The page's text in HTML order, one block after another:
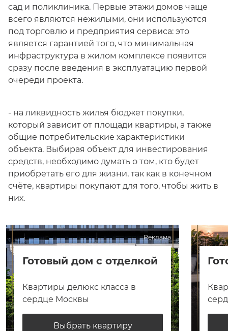
сад и поликлиника. Первые этажи домов чаще
всего являются нежилыми, они используются
под торговлю и предприятия сервиса: это
является гарантией того, что минимальная
инфраструктура в жилом комплексе появится
сразу после введения в эксплуатацию первой
очереди проекта.
- на ликвидность жилья бюджет покупки,
который зависит от площади квартиры, а также
общие потребительские характеристики
объекта. Выбирая объект для инвестирования
средств, необходимо думать о том, кто будет
приобретать его для жизни, так как в конечном
счёте, квартиры покупают для того, чтобы жить в
них.
Реклама
Готовый дом с отделкой
Квартиры делюкс класса в
сердце Москвы
Выбрать квартиру